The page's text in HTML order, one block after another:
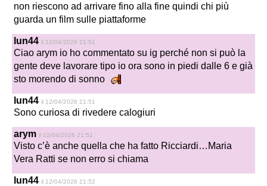
non riescono ad arrivare fino alla fine quindi chi più
guarda un film sulle piattaforme
lun44 il 12/04/2026 21:51
Ciao arym io ho commentato su ig perché non si può la
gente deve lavorare tipo io ora sono in piedi dalle 6 e già
sto morendo di sonno
lun44 il 12/04/2026 21:51
Sono curiosa di rivedere calogiuri
arym il 12/04/2026 21:51
Visto c’è anche quella che ha fatto Ricciardi…Maria
Vera Ratti se non erro si chiama
lun44 il 12/04/2026 21:52